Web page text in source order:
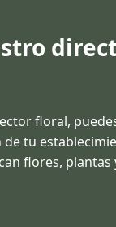
floral,
tu
flores,